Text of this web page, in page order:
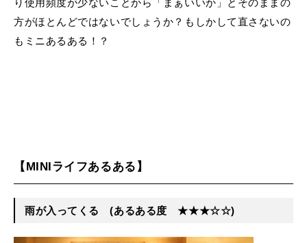
り使用頻度が少ないことから「まぁいいか」とそのままの
方がほとんどではないでしょうか？もしかして直さないの
もミニあるある！？
【MINIライフあるある】
雨が入ってくる(あるある度 ★★★☆☆)